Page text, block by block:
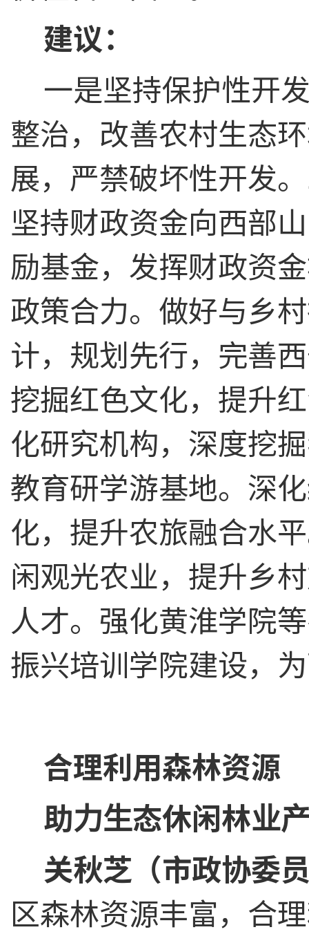
建议：
一是坚持保护性开
整治，改善农村生态
展，严禁破坏性开发
坚持财政资金向西部
励基金，发挥财政资
政策合力。做好与乡
计，规划先行，完善
挖掘红色文化，提升
化研究机构，深度挖
教育研学游基地。深
化，提升农旅融合水
闲观光农业，提升乡
人才。强化黄淮学院
振兴培训学院建设，
合理利用森林资源
助力生态休闲林业
关秋芝（市政协委
区森林资源丰富，合